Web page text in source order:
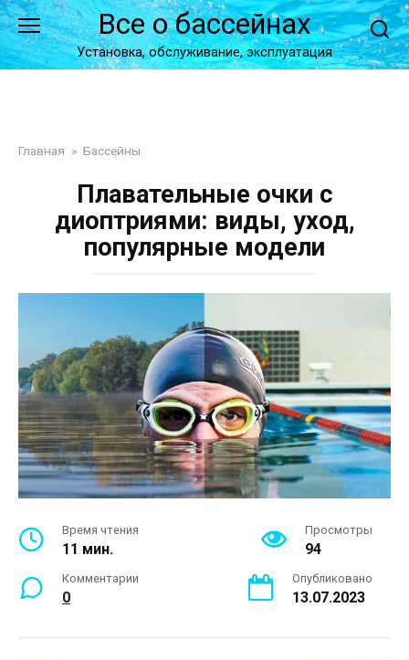
Перейти
к
контенту
Все о бассейнах
Установка, обслуживание, эксплуатация
Главная » Бассейны
Плавательные очки с
диоптриями: виды, уход,
популярные модели
Время чтения
11 мин.
Просмотры
94
Комментарии
0
Опубликовано
13.07.2023